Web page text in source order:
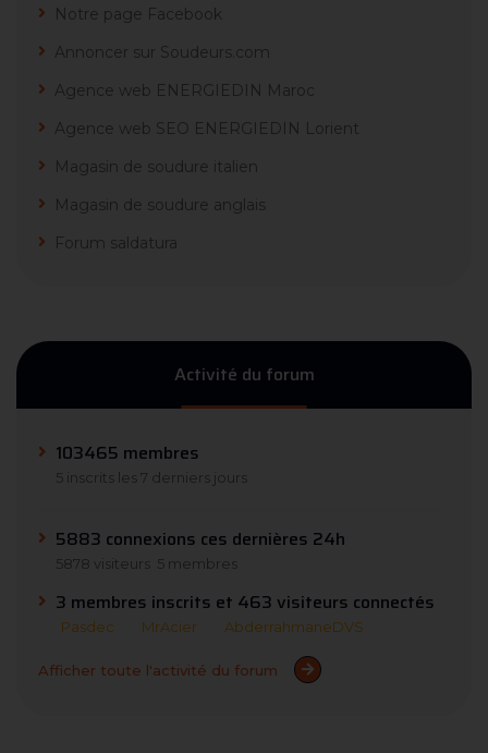
Notre page Facebook
Annoncer sur Soudeurs.com
Agence web ENERGIEDIN Maroc
Agence web SEO ENERGIEDIN Lorient
Magasin de soudure italien
Magasin de soudure anglais
Forum saldatura
Activité du forum
103465 membres
5 inscrits les 7 derniers jours
5883 connexions ces dernières 24h
5878 visiteurs 5 membres
3 membres inscrits et 463 visiteurs connectés
Pasdec MrAcier AbderrahmaneDVS
Afficher toute l'activité du forum